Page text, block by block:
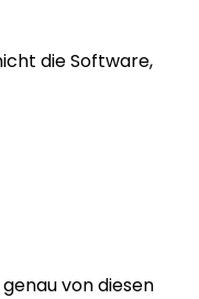
die Software,
von diesen